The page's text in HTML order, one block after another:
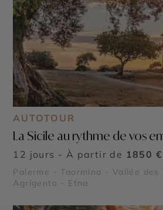
AUTOTOUR
La Sicile au rythme de vos
12 jours - À partir de 1850 €
Palerme - Taormina - Vallée des
Agrigento - Etna